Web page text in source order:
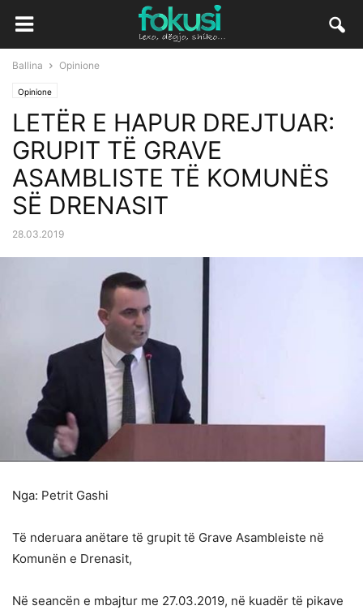
Ballina Opinione
Opinione
LETËR E HAPUR DREJTUAR:
GRUPIT TË GRAVE
ASAMBLISTE TË KOMUNËS
SË DRENASIT
28.03.2019
Nga: Petrit Gashi
Të nderuara anëtare të grupit të Grave Asambleiste në
Komunën e Drenasit,
Në seancën e mbajtur me 27.03.2019, në kuadër të pikave